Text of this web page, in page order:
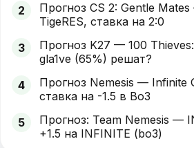
2
Прогноз CS 2: Gentle
TigeRES, ставка на 2:0
3
Прогноз K27 — 100 Thieves:
gla1ve (65%) решат?
4
Прогноз Nemesis — Infinite
ставка на -1.5 в Bo3
5
Прогноз: Team Nemesis —
+1.5 на INFINITE (bo3)